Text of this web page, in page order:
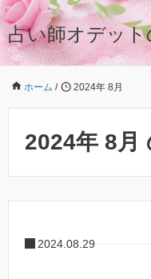
占い師オデット
ホーム / 2024年 8月
2024年 8月
2024.08.29